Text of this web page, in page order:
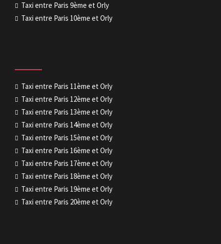
Taxi entre Paris 9ème et Orly
Taxi entre Paris 10ème et Orly
Taxi entre Paris 11ème et Orly
Taxi entre Paris 12ème et Orly
Taxi entre Paris 13ème et Orly
Taxi entre Paris 14ème et Orly
Taxi entre Paris 15ème et Orly
Taxi entre Paris 16ème et Orly
Taxi entre Paris 17ème et Orly
Taxi entre Paris 18ème et Orly
Taxi entre Paris 19ème et Orly
Taxi entre Paris 20ème et Orly